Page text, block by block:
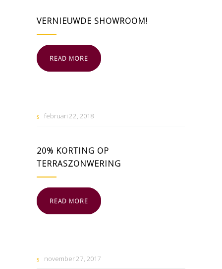
VERNIEUWDE SHOWROOM!
READ MORE
februari22 2018
20% KORTING OP
TERRASZONWERING
READ MORE
november27 2017